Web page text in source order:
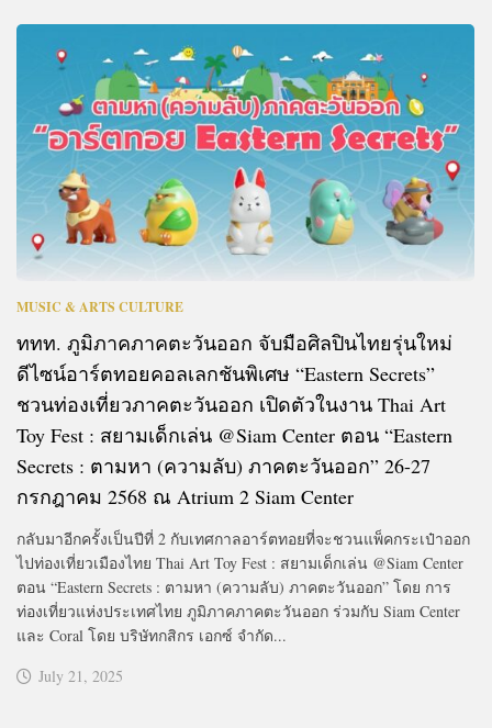
MUSIC & ARTS CULTURE
ททท. ภูมิภาคภาคตะวันออก จับมือศิลปินไทยรุ่นใหม่
ดีไซน์อาร์ตทอยคอลเลกชันพิเศษ “Eastern Secrets”
ชวนท่องเที่ยวภาคตะวันออก เปิดตัวในงาน Thai Art
Toy Fest : สยามเด็กเล่น @Siam Center ตอน “Eastern
Secrets : ตามหา (ความลับ) ภาคตะวันออก” 26-27
กรกฎาคม 2568 ณ Atrium 2 Siam Center
กลับมาอีกครั้งเป็นปีที่ 2 กับเทศกาลอาร์ตทอยที่จะชวนแพ็คกระเป๋าออก
ไปท่องเที่ยวเมืองไทย Thai Art Toy Fest : สยามเด็กเล่น @Siam Center
ตอน “Eastern Secrets : ตามหา (ความลับ) ภาคตะวันออก” โดย การ
ท่องเที่ยวแห่งประเทศไทย ภูมิภาคภาคตะวันออก ร่วมกับ Siam Center
และ Coral โดย บริษัทกสิกร เอกซ์ จำกัด...
July 21, 2025